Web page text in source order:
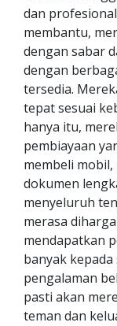
dan
membantu,
dengan sabar
dengan
tersedia.
tepat sesuai
hanya itu,
pembiayaan
membeli
dokumen
menyeluruh
merasa
mendapatkan
banyak
pengalaman
pasti akan
teman dan